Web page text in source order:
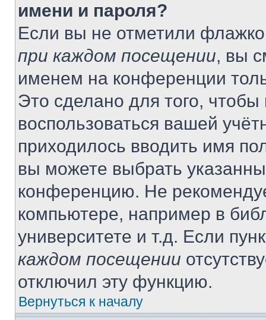
имени и пароля?
Если вы не отметили
при каждом посещении, вы
именем на конференции
Это сделано для того, чтобы
воспользоваться вашей
приходилось вводить имя
вы можете выбрать
конференцию. Не
компьютере, например в
университете и т.д. Если
каждом посещении
отключил эту функцию.
Вернуться к началу